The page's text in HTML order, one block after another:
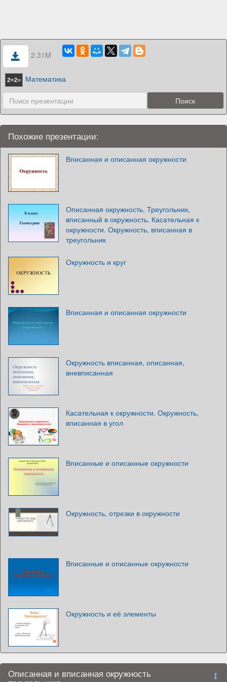
2.31M
Математика
Похожие презентации:
Вписанная и описанная окружности
Описанная окружность. Треугольник,
вписанный в окружность. Касательная к
окружности. Окружность, вписанная в
треугольник
Окружность и круг
Вписанная и описанная окружности
Окружность вписанная, описанная,
вневписанная
Касательная к окружности. Окружность,
вписанная в угол
Вписанные и описанные окружности
Окружность, отрезки в окружности
Вписанные и описанные окружности
Окружность и её элементы
Описанная и вписанная окружность